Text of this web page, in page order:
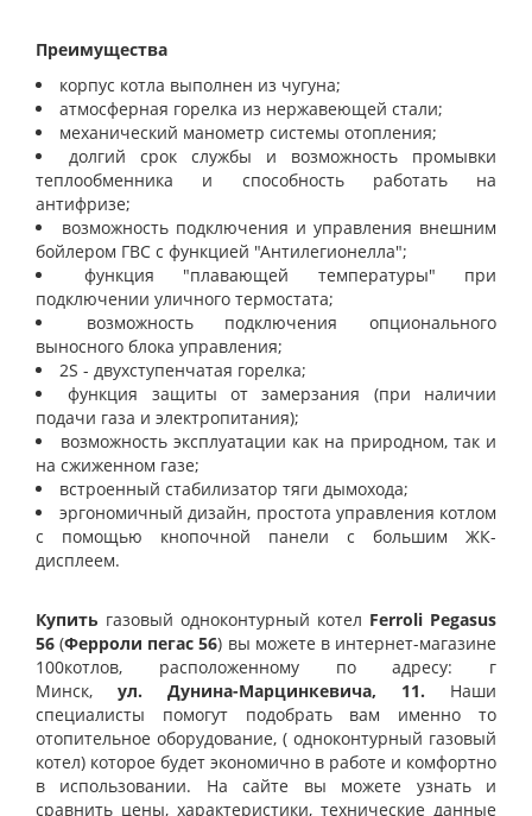
Преимущества
корпус котла выполнен из чугуна;
атмосферная горелка из нержавеющей стали;
механический манометр системы отопления;
долгий срок службы и возможность промывки
теплообменника и способность работать на
антифризе;
возможность подключения и управления внешним
бойлером ГВС с функцией "Антилегионелла";
функция "плавающей температуры" при
подключении уличного термостата;
возможность подключения опционального
выносного блока управления;
2S - двухступенчатая горелка;
функция защиты от замерзания (при наличии
подачи газа и электропитания);
возможность эксплуатации как на природном, так и
на сжиженном газе;
встроенный стабилизатор тяги дымохода;
эргономичный дизайн, простота управления котлом
с помощью кнопочной панели с большим ЖК-
дисплеем.
Купить газовый одноконтурный котел Ferroli Pegasus
56(Ферроли пегас 56) вы можете в интернет-магазине
100котлов, расположенному по адресу: г
Минск, ул. Дунина-Марцинкевича, 11. Наши
специалисты помогут подобрать вам именно то
отопительное оборудование, ( одноконтурный газовый
котел) которое будет экономично в работе и комфортно
в использовании. На сайте вы можете узнать и
сравнить цены, характеристики, технические данные